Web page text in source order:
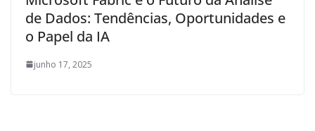
de Dados: Tendências, Oportunidades e
o Papel da IA
junho 17, 2025